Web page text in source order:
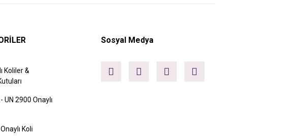
Koliler &
UN 2900 Onaylı
Koli
Sosyal Medya